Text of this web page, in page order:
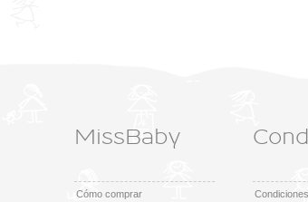
MissBaby
Cómo comprar